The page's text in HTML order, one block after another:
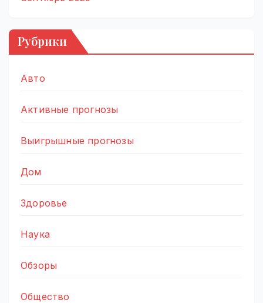
Рубрики
Авто
Активные прогнозы
Выигрышные прогнозы
Дом
Здоровье
Наука
Обзоры
Общество